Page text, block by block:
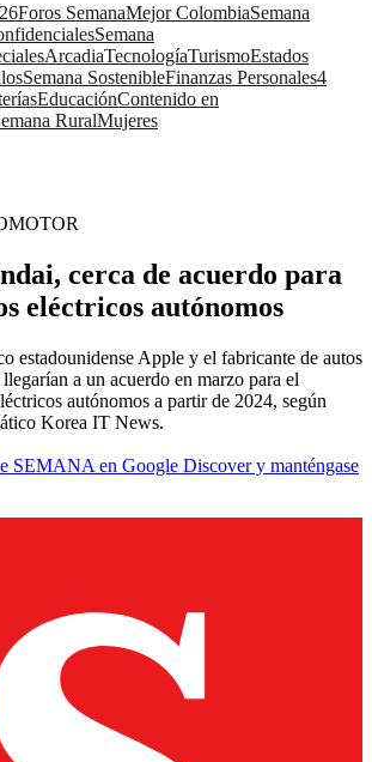
Foros SemanaMejor ColombiaSemana
Semana
ArcadiaTecnologíaTurismoEstados
Semana SostenibleFinanzas Personales4
EducaciónContenido en
RuralMujeres
cerca de acuerdo para
eléctricos autónomos
estadounidense Apple y el fabricante de autos
a un acuerdo en marzo para el
autónomos a partir de 2024, según
Korea IT News.
SEMANA en Google Discover y manténgase